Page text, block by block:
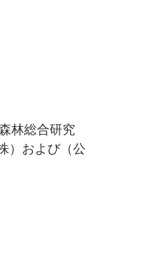
林総合研究
）および（公